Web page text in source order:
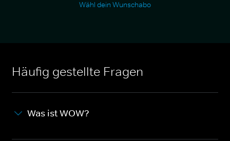
Wähl dein Wunschabo
Häufig gestellte Fragen
Was ist WOW?